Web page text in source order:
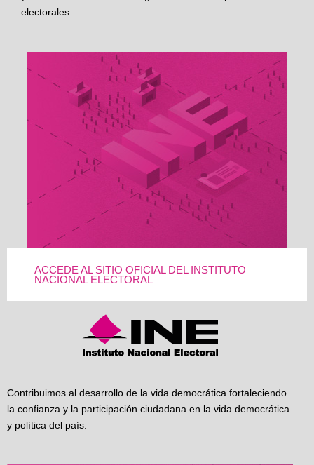
electorales
ACCEDE AL SITIO OFICIAL DEL INSTITUTO
NACIONAL ELECTORAL
Contribuimos al desarrollo de la vida democrática fortaleciendo
la confianza y la participación ciudadana en la vida democrática
y política del país.